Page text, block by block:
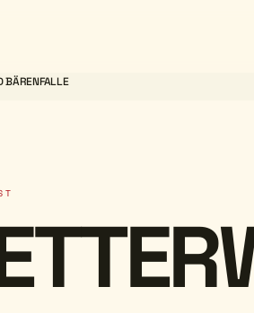
BÄRENFALLE